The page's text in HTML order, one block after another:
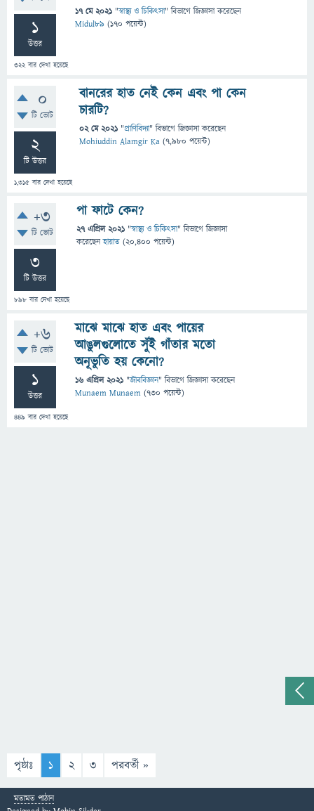
1
উত্তর
322বার দেখা হয়েছে
17 মে 2021 "স্বাস্থ্য ও চিকিৎসা" বিভাগে জিজ্ঞাসাকরেছেন
Midul89 (170 পয়েন্ট)
0
টি ভোট
2
টি উত্তর
1,315 বার দেখা হয়েছে
বানরের হাত নেই কেন এবং পা কেন
চারটি?
02 মে 2021 "প্রাণিবিদ্যা" বিভাগে জিজ্ঞাসাকরেছেন
Mohiuddin Alamgir Ka (7,980 পয়েন্ট)
+3
টি ভোট
3
টি উত্তর
898 বার দেখা হয়েছে
পা ফাটে কেন?
27 এপ্রিল 2021 "স্বাস্থ্য ও চিকিৎসা" বিভাগে জিজ্ঞাসা
করেছেনহায়াত (20,400 পয়েন্ট)
+6
টি ভোট
1
উত্তর
449 বার দেখা হয়েছে
মাঝে মাঝে হাত এবং পায়ের
আঙুলগুলোতে সুঁই গাঁতার মতো
অনূভুতি হয় কেনো?
16 এপ্রিল 2021 "জীববিজ্ঞান" বিভাগে জিজ্ঞাসাকরেছেন
Munaem Munaem (730 পয়েন্ট)
পৃষ্ঠাঃ 1 2 3 পরবর্তী »
মতামত পাঠান